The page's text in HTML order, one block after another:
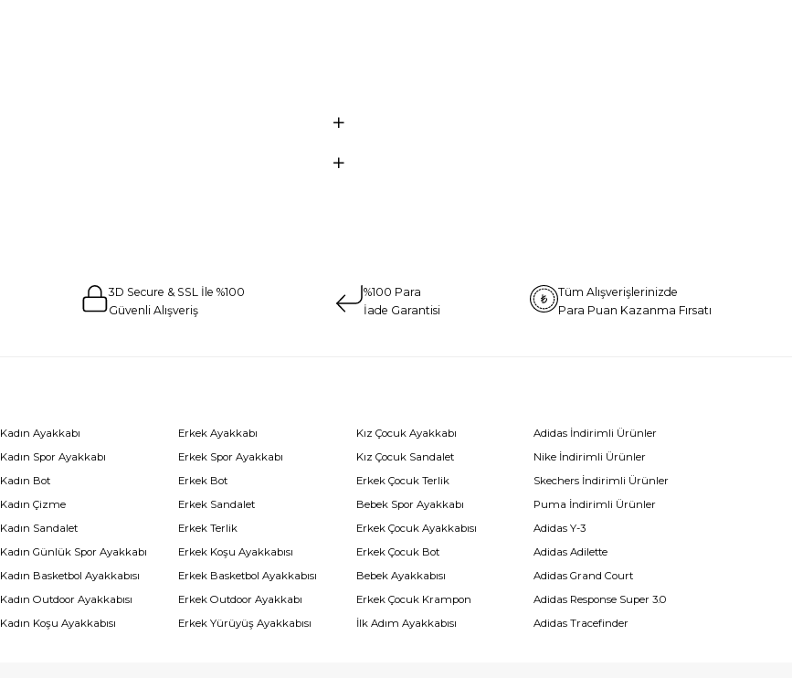
3D Secure & SSL İle %100
Güvenli Alışveriş
%100 Para
İade Garantisi
Tüm Alışverişlerinizde
Para Puan Kazanma Fırsatı
Kadın Ayakkabı
Kadın Spor Ayakkabı
Kadın Bot
Kadın Çizme
Kadın Sandalet
Kadın Günlük Spor Ayakkabı
Kadın Basketbol Ayakkabısı
Kadın Outdoor Ayakkabısı
Kadın Koşu Ayakkabısı
Erkek Ayakkabı
Erkek Spor Ayakkabı
Erkek Bot
Erkek Sandalet
Erkek Terlik
Erkek Koşu Ayakkabısı
Erkek Basketbol Ayakkabısı
Erkek Outdoor Ayakkabı
Erkek Yürüyüş Ayakkabısı
Kız Çocuk Ayakkabı
Kız Çocuk Sandalet
Erkek Çocuk Terlik
Bebek Spor Ayakkabı
Erkek Çocuk Ayakkabısı
Erkek Çocuk Bot
Bebek Ayakkabısı
Erkek Çocuk Krampon
İlk Adım Ayakkabısı
Adidas İndirimli Ürünler
Nike İndirimli Ürünler
Skechers İndirimli Ürünler
Puma İndirimli Ürünler
Adidas Y-3
Adidas Adilette
Adidas Grand Court
Adidas Response Super 3.0
Adidas Tracefinder